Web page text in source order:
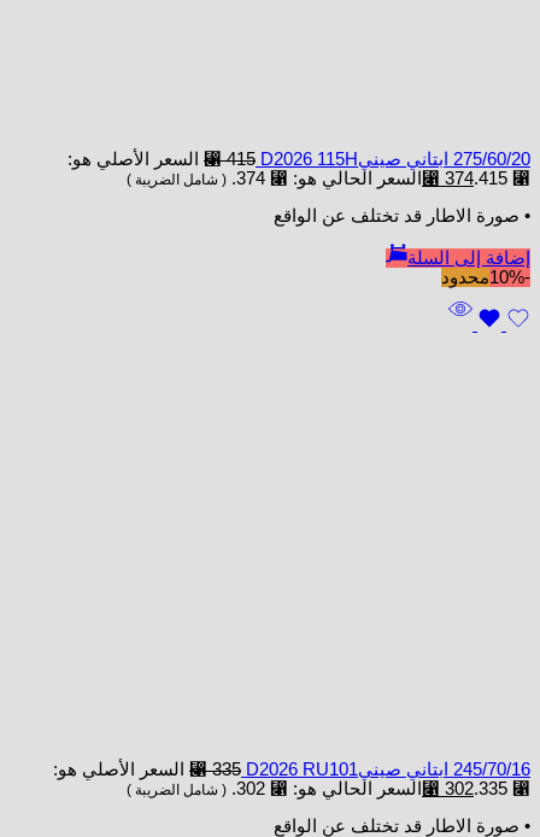
275/60/20 ابتاني صينيD2026 115H ⃁415
السعر الأصلي هو:
⃁ 415.
⃁ 374 السعر الحالي هو: ⃁ 374. ( شامل الضريبة )
• صورة الاطار قد تختلف عن الواقع
إضافة إلى السلة
-10%
محدود
245/70/16 ابتاني صينيD2026 RU101 ⃁335
السعر الأصلي هو:
⃁ 335.
⃁ 302 السعر الحالي هو: ⃁ 302. ( شامل الضريبة )
• صورة الاطار قد تختلف عن الواقع